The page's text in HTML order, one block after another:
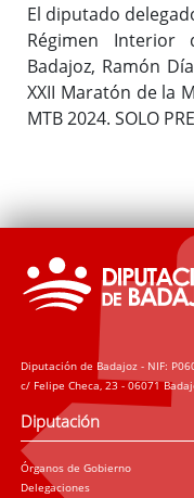
El diputado
Régimen
Badajoz, Ramón
XXII Maratón de la
MTB 2024. SOLO
Diputación de Badajoz - NIF:
c/ Felipe Checa, 23 - 06071
Diputación
Órganos de Gobierno
Delegaciones